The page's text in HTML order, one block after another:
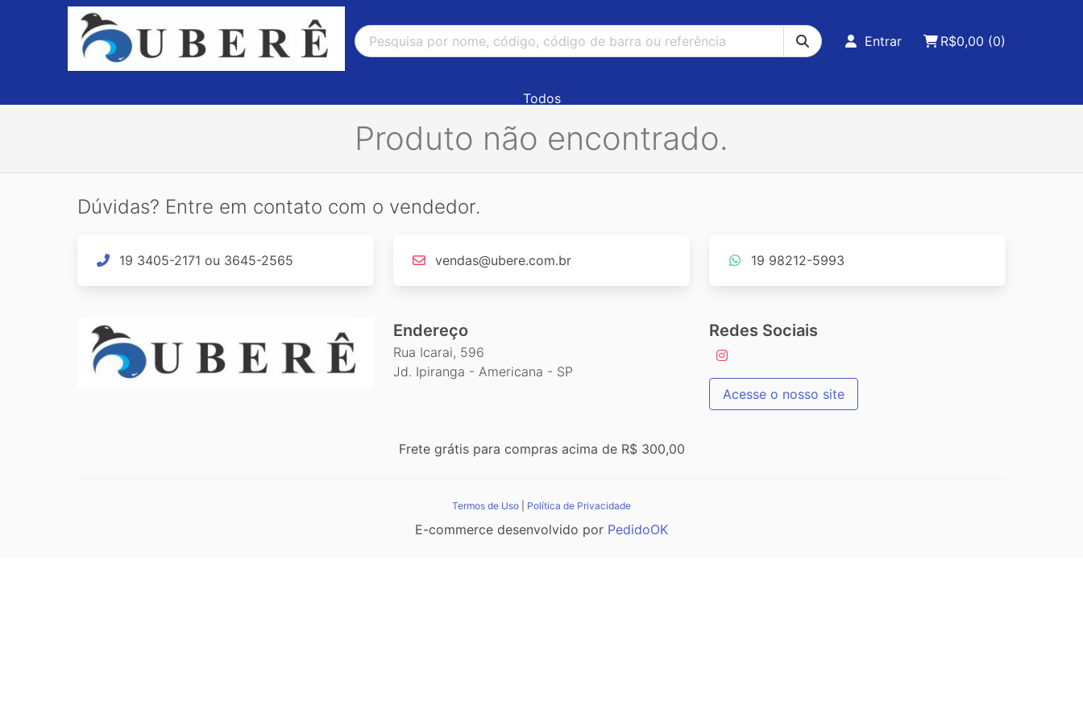
Entrar R$0,00 (0)
Todos
Produto não encontrado.
Dúvidas? Entre em contato com o vendedor.
19 3405-2171 ou 3645-2565 vendas@ubere.com.br 19 98212-5993
Endereço
Rua Icarai, 596
Jd. Ipiranga - Americana - SP
Redes Sociais
Acesse o nosso site
Frete grátis para compras acima de R$ 300,00
Termos de Uso Política de Privacidade
E-commerce desenvolvido por PedidoOK